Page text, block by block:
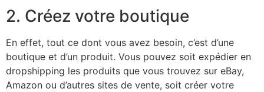
2. Créez votre boutique
En effet, tout ce dont vous avez besoin, c’est d’une
boutique et d’un produit. Vous pouvez soit expédier en
dropshipping les produits que vous trouvez sur eBay,
Amazon ou d’autres sites de vente, soit créer votre